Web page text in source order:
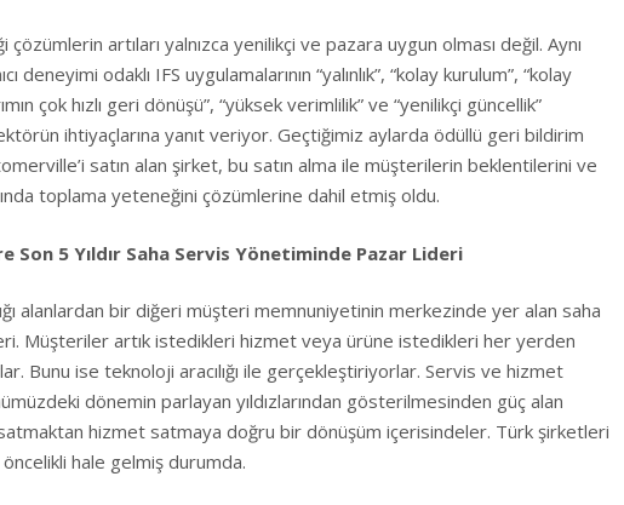
çözümlerin artıları yalnızca yenilikçi ve pazara uygun olması değil. Aynı
deneyimi odaklı IFS uygulamalarının “yalınlık”, “kolay kurulum”, “kolay
çok hızlı geri dönüşü”, “yüksek verimlilik” ve “yenilikçi güncellik”
ihtiyaçlarına yanıt veriyor. Geçtiğimiz aylarda ödüllü geri bildirim
satın alan şirket, bu satın alma ile müşterilerin beklentilerini ve
toplama yeteneğini çözümlerine dahil etmiş oldu.
Son 5 Yıldır Saha Servis Yönetiminde Pazar Lideri
alanlardan bir diğeri müşteri memnuniyetinin merkezinde yer alan saha
Müşteriler artık istedikleri hizmet veya ürüne istedikleri her yerden
Bunu ise teknoloji aracılığı ile gerçekleştiriyorlar. Servis ve hizmet
dönemin parlayan yıldızlarından gösterilmesinden güç alan
hizmet satmaya doğru bir dönüşüm içerisindeler. Türk şirketleri
hale gelmiş durumda.